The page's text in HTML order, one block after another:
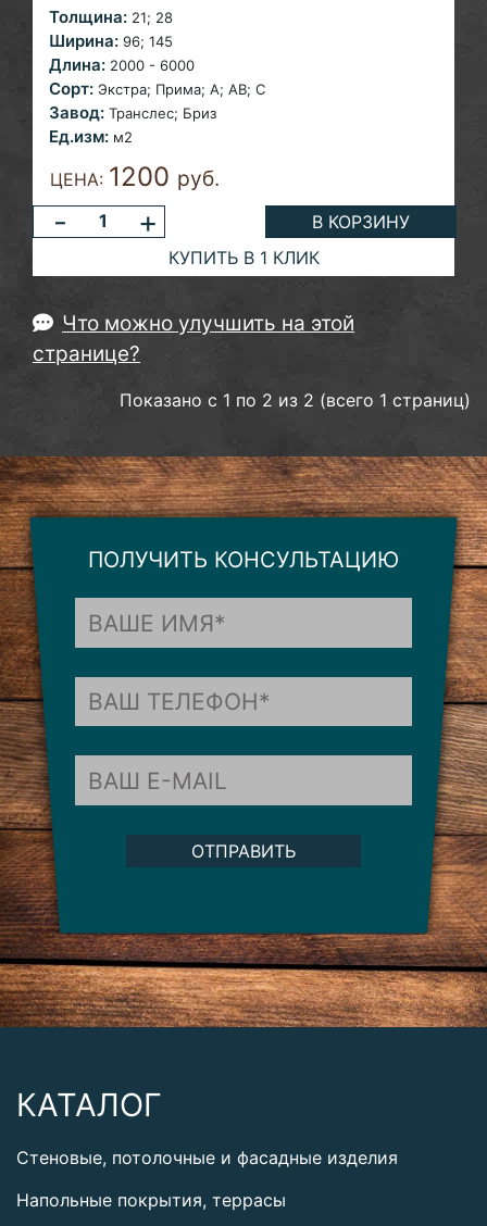
Толщина: 21; 28
Ширина: 96; 145
Длина: 2000 - 6000
Сорт: Экстра; Прима; A; AB; С
Завод: Транслес; Бриз
Ед.изм: м2
ЦЕНА: 1200 руб.
- +
В КОРЗИНУ
КУПИТЬ В 1 КЛИК
Что можно улучшить на этой
странице?
Показано с 1 по 2 из 2 (всего 1 страниц)
ПОЛУЧИТЬ КОНСУЛЬТАЦИЮ
ОТПРАВИТЬ
КАТАЛОГ
Стеновые, потолочные и фасадные изделия
Напольные покрытия, террасы